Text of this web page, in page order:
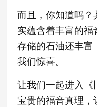
而且，你知道吗？
实蕴含着丰富的福
存储的石油还丰富
我们惊喜。
让我们一起进入《
宝贵的福音真理，